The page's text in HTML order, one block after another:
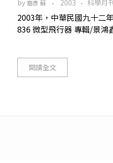
by 裔彥 蘇 2003 科學月
2003年，中華民國九十二
836 微型飛行器 專輯/景鴻
閱讀全文